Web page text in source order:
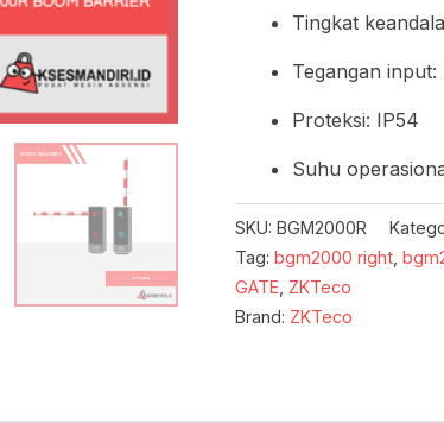
Tingkat
Tegangan
Proteksi: IP54
Suhu
SKU: BGM2000R
Tag: bgm2000 right
GATE ZKTeco
Brand: ZKTeco